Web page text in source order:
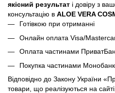
якісний результат і довіру з
консультацію в ALOE VERA
Готівкою при отриманні
Онлайн оплата Visa/
Оплата частинами
Покупка частинами Монобанк
Відповідно до Закону України
товари, що реалізуються на